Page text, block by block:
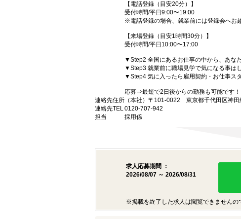
【電話登録（目安20分）】
受付時間/平日9:00〜19:00
※電話登録の場合、就業前には登録会へお
【来場登録（目安1時間30分）】
受付時間/平日10:00〜17:00
▼Step2 全国にあるお仕事の中から、あな
▼Step3 就業前に職場見学で気になる事は
▼Step4 気に入ったら雇用契約・お仕事ス
応募⇒最短で2日後からの勤務も可能です！
連絡先住所 （本社）〒101-0022 東京都千代田区神
連絡先TEL0120-707-942
担当
採用係
求人応募期間 ：
2026/08/07 ～ 2026/08/31
※掲載を終了した求人は閲覧できませんの